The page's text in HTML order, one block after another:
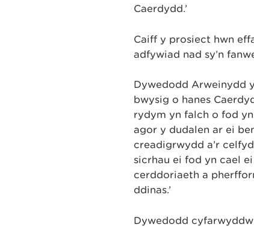
Caerdydd.’
Caiff y prosiect hwn
adfywiad nad sy’n
Dywedodd Arweinydd
bwysig o hanes
rydym yn falch o fod
agor y dudalen ar ei
creadigrwydd a’r
sicrhau ei fod yn cael
cerddoriaeth a
ddinas.’
Dywedodd